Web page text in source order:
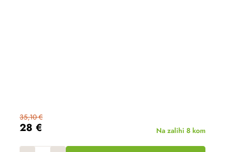
28 €
35,10 €
Na zalihi 8 kom